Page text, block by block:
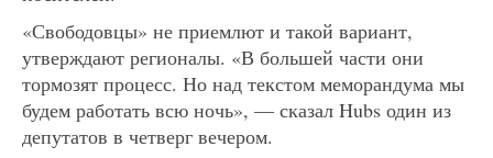
«Свободовцы» не приемлют и такой вариант,
утверждают регионалы. «В большей части они
тормозят процесс. Но над текстом меморандума мы
будем работать всю ночь», — сказал Hubs один из
депутатов в четверг вечером.